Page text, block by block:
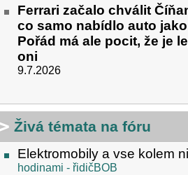
Ferrari začalo chválit
co samo nabídlo auto
Pořád má ale pocit, že je
oni
9.7.2026
Živá témata na fóru
Elektromobily a vse kolem
hodinami - řidičBOB